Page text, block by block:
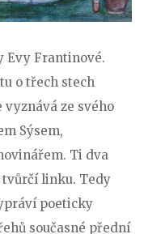
Evy Frantinové.
o třech stech
ze svého
Sýsem,
Ti dva
tvůrčí linku. Tedy
poeticky
současné přední